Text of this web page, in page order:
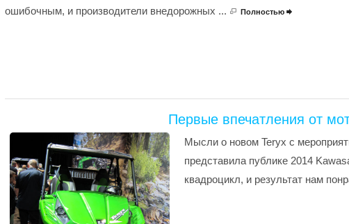
ошибочным, и производители внедорожных ...
Полностью 
Первые впечатления от
Мысли о новом Teryx с
представила публике 2014
квадроцикл, и результат нам